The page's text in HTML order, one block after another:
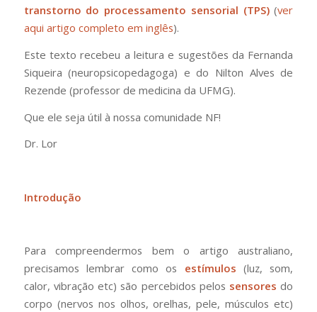
transtorno do processamento sensorial (TPS)(ver
aqui artigo completo em inglês).
Este texto recebeu a leitura e sugestões da Fernanda
Siqueira (neuropsicopedagoga) e do Nilton Alves de
Rezende (professor de medicina da UFMG).
Que ele seja útil à nossa comunidade NF!
Dr. Lor
Introdução
Para compreendermos bem o artigo australiano,
precisamos lembrar como os estímulos(luz, som,
calor, vibração etc) são percebidos pelos sensores do
corpo (nervos nos olhos, orelhas, pele, músculos etc)